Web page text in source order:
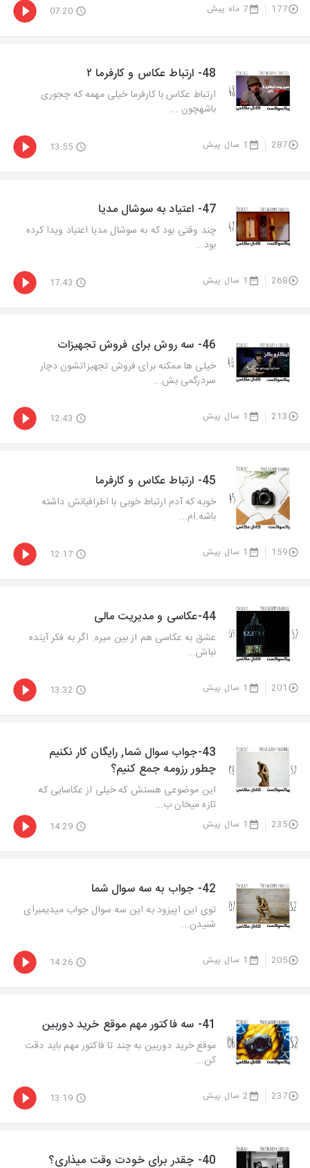
177 7 ماه پیش 07:20
48- ارتباط عکاس و کارفرما ۲
ارتباط عکاس با کارفرما خیلی مهمه که چجوری
باشهچون ...
287 1 سال پیش 13:55
47- اعتیاد به سوشال مدیا
چند وقتی بود که به سوشال مدیا اعتیاد ویدا کرده
بود...
268 1 سال پیش 17:43
46- سه روش برای فروش تجهیزات
خیلی ها ممکنه برای فروش تجهیزاتشون دچار
سردرگمی بش...
213 1 سال پیش 12:43
45- ارتباط عکاس و کارفرما
خوبه که آدم ارتباط خوبی با اطرافیانش داشته
باشه.ام...
159 1 سال پیش 12:17
44-عکاسی و مدیریت مالی
عشق به عکاسی هم از بین میره. اگر به فکر آینده
نباش...
201 1 سال پیش 13:32
43-جواب سوال شما, رایگان کار نکنیم
چطور رزومه جمع کنیم؟
این موضوعی هستش که خیلی از عکاسایی که
تازه میخان ب...
235 1 سال پیش 14:29
42- جواب به سه سوال شما
توی این اپیزود به این سه سوال جواب میدیمبرای
شنیدن...
205 1 سال پیش 14:26
41- سه فاکتور مهم موقع خرید دوربین
موقع خرید دوربین به چند تا فاکتور‌ مهم باید دقت
کن...
237 2 سال پیش 13:19
40- چقدر برای خودت وقت میذاری؟